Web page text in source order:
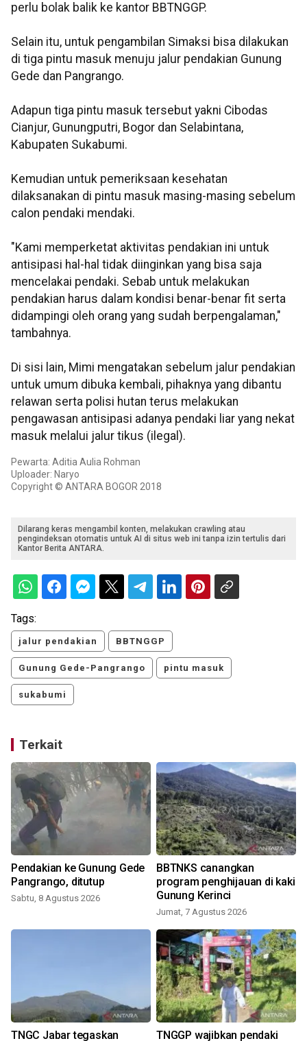
perlu bolak balik ke kantor BBTNGGP.
Selain itu, untuk pengambilan Simaksi bisa dilakukan
di tiga pintu masuk menuju jalur pendakian Gunung
Gede dan Pangrango.
Adapun tiga pintu masuk tersebut yakni Cibodas
Cianjur, Gunungputri, Bogor dan Selabintana,
Kabupaten Sukabumi.
Kemudian untuk pemeriksaan kesehatan
dilaksanakan di pintu masuk masing-masing sebelum
calon pendaki mendaki.
"Kami memperketat aktivitas pendakian ini untuk
antisipasi hal-hal tidak diinginkan yang bisa saja
mencelakai pendaki. Sebab untuk melakukan
pendakian harus dalam kondisi benar-benar fit serta
didampingi oleh orang yang sudah berpengalaman,"
tambahnya.
Di sisi lain, Mimi mengatakan sebelum jalur pendakian
untuk umum dibuka kembali, pihaknya yang dibantu
relawan serta polisi hutan terus melakukan
pengawasan antisipasi adanya pendaki liar yang nekat
masuk melalui jalur tikus (ilegal).
Pewarta: Aditia Aulia Rohman
Uploader: Naryo
Copyright © ANTARA BOGOR 2018
Dilarang keras mengambil konten, melakukan crawling atau
pengindeksan otomatis untuk AI di situs web ini tanpa izin tertulis dari
Kantor Berita ANTARA.
Tags:
jalur pendakian BBTNGGP
Gunung Gede-Pangrango pintu masuk
sukabumi
Terkait
Pendakian ke Gunung Gede
Pangrango, ditutup
Sabtu, 8 Agustus 2026
BBTNKS canangkan
program penghijauan di kaki
Gunung Kerinci
Jumat, 7 Agustus 2026
TNGC Jabar tegaskan TNGGP wajibkan pendaki